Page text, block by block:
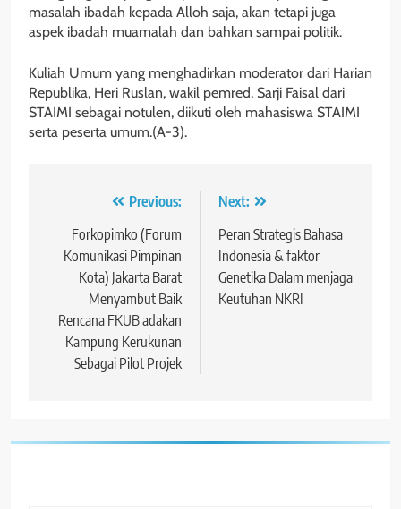
masalah ibadah kepada Alloh saja, akan tetapi juga
aspek ibadah muamalah dan bahkan sampai politik.
Kuliah Umum yang menghadirkan moderator dari Harian
Republika, Heri Ruslan, wakil pemred, Sarji Faisal dari
STAIMI sebagai notulen, diikuti oleh mahasiswa STAIMI
serta peserta umum.(A-3).
Navigasi
pos
Previous:
Forkopimko (Forum
Komunikasi Pimpinan
Kota) Jakarta Barat
Menyambut Baik
Rencana FKUB adakan
Kampung Kerukunan
Sebagai Pilot Projek
Next:
Peran Strategis Bahasa
Indonesia & faktor
Genetika Dalam menjaga
Keutuhan NKRI